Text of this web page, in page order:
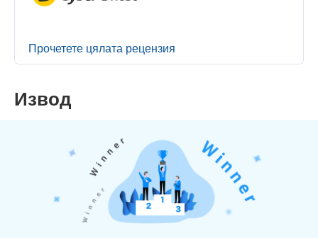
Прочетете цялата рецензия
Извод